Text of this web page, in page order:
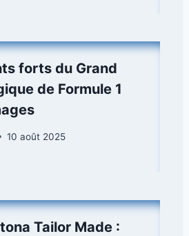
forts du Grand
de Formule 1
10 août 2025
Tailor Made :